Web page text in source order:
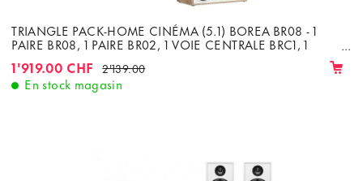
TRIANGLE PACK-HOME CINÉMA (5.1) BOREA BR08 - 1
PAIRE BR08, 1 PAIRE BR02, 1 VOIE CENTRALE BRC1, 1
SUBWOOFER TALES 340
1'919.00 CHF 2'139.00
En stock magasin